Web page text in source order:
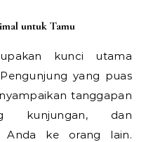
untuk Tamu
kunci utama
yang puas
tanggapan
kunjungan, dan
Anda ke orang lain.